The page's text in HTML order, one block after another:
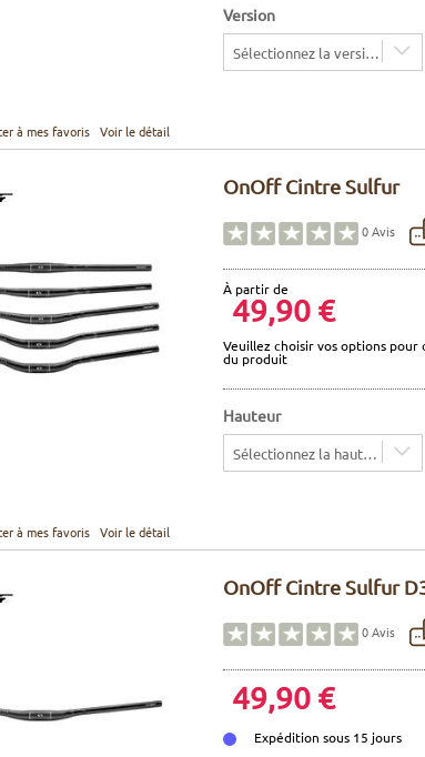
à mes favoris Voir le détail
Version
Sélectionnez la version
OnOff Cintre Sulfur
0Avis
à mes favoris Voir le détail
À partir de
49,90 €
Veuillez choisir vos options
du produit
Hauteur
Sélectionnez la hauteur
OnOff Cintre Sulfur
0Avis
49,90 €
Expédition sous 15 jours